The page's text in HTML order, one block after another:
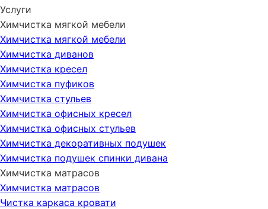
Услуги
Химчистка мягкой мебели
Химчистка мягкой мебели
Химчистка диванов
Химчистка кресел
Химчистка пуфиков
Химчистка стульев
Химчистка офисных кресел
Химчистка офисных стульев
Химчистка декоративных подушек
Химчистка подушек спинки дивана
Химчистка матрасов
Химчистка матрасов
Чистка каркаса кровати